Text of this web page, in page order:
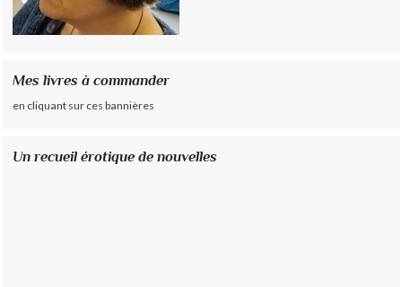
Mes livres à commander
en cliquant sur ces bannières
Un recueil érotique de nouvelles